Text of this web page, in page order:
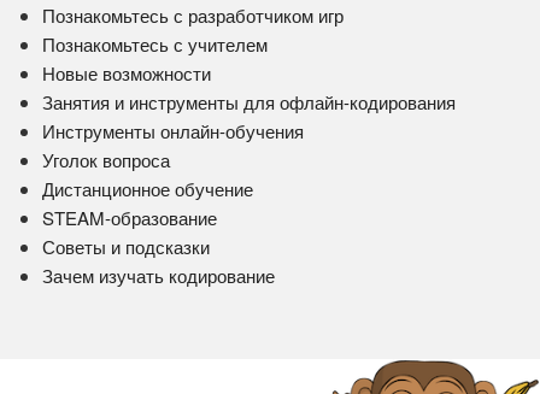
Познакомьтесь с разработчиком игр
Познакомьтесь с учителем
Новые возможности
Занятия и инструменты для офлайн-кодирования
Инструменты онлайн-обучения
Уголок вопроса
Дистанционное обучение
STEAM-образование
Советы и подсказки
Зачем изучать кодирование